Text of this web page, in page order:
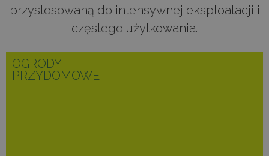
przystosowaną do intensywnej eksploatacji i
częstego użytkowania.
OGRODY
PRZYDOMOWE